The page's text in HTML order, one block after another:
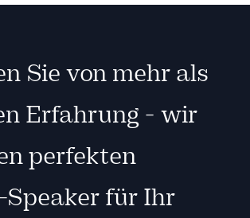
Sie von mehr als
Erfahrung - wir
perfekten
für Ihr